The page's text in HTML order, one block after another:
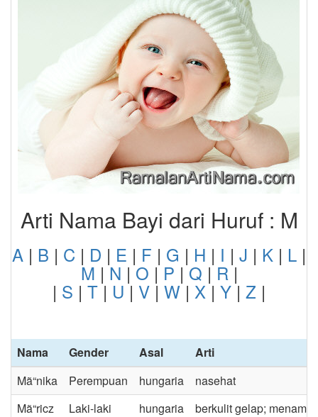
Arti Nama Bayi dari Huruf : M
A | B | C | D | E | F | G | H | I | J | K | L |
M |N |O | P |Q |R|
| S | T| U| V | W| X| Y| Z |
Nama Gender Asal
Arti
Mã“nika
Perempuan hungaria
nasehat
Mã“ricz
Laki-laki hungaria
berkulit gelap;